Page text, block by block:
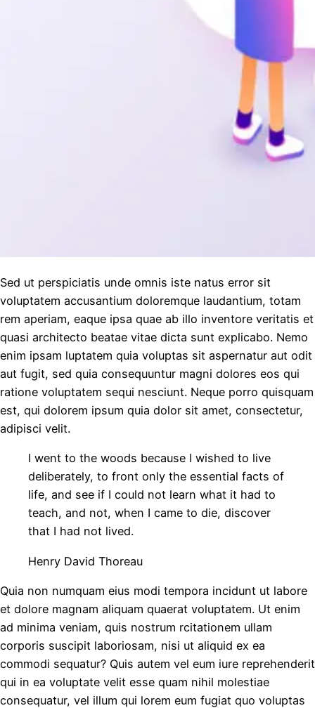
Sed ut perspiciatis unde omnis iste natus error sit
voluptatem accusantium doloremque laudantium, totam
rem aperiam, eaque ipsa quae ab illo inventore veritatis et
quasi architecto beatae vitae dicta sunt explicabo. Nemo
enim ipsam luptatem quia voluptas sit aspernatur aut odit
aut fugit, sed quia consequuntur magni dolores eos qui
ratione voluptatem sequi nesciunt. Neque porro quisquam
est, qui dolorem ipsum quia dolor sit amet, consectetur,
adipisci velit.
I went to the woods because I wished to live
deliberately, to front only the essential facts of
life, and see if I could not learn what it had to
teach, and not, when I came to die, discover
that I had not lived.
Henry David Thoreau
Quia non numquam eius modi tempora incidunt ut labore
et dolore magnam aliquam quaerat voluptatem. Ut enim
ad minima veniam, quis nostrum rcitationem ullam
corporis suscipit laboriosam, nisi ut aliquid ex ea
commodi sequatur? Quis autem vel eum iure reprehenderit
qui in ea voluptate velit esse quam nihil molestiae
consequatur, vel illum qui lorem eum fugiat quo voluptas